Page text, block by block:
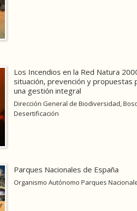
Los Incendios en la Red Natura
situación, prevención y propuestas
una gestión integral
Dirección General de Biodiversidad,
Desertificación
Parques Nacionales de España
Organismo Autónomo Parques